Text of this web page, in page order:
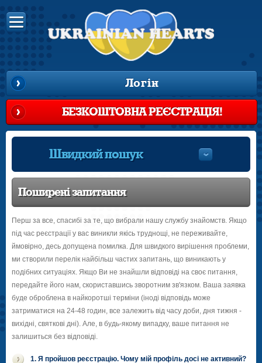
Логін
БЕЗКОШТОВНА РЕЄСТРАЦІЯ!
Швидкий пошук
Поширені запитання
Перш за все, спасибі за те, що вибрали нашу службу знайомств. Якщо
під час реєстрації у вас виникли якісь труднощі, не переживайте,
ймовірно, десь допущена помилка. Для швидкого вирішення проблеми,
ми створили перелік найбільш частих запитань, що виникають у
подібних ситуаціях. Якщо Ви не знайшли відповіді на своє питання,
передайте його нам, скориставшись зворотним зв'язком. Ваша заявка
буде оброблена в найкоротші терміни (іноді відповідь може
затриматися на 24-48 годин, все залежить від часу доби, дня тижня -
вихідні, святкові дні). Але, в будь-якому випадку, ваше питання не
залишиться без відповіді.
1. Я пройшов реєстрацію. Чому мій профіль досі не активний?